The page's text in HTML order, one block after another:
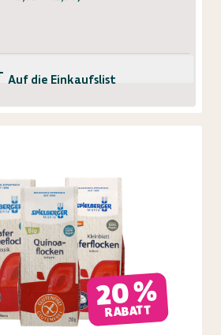
Auf die Einkaufsliste
20 %
RABATT